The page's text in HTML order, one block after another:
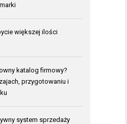
większej ilości
katalog firmowy?
przygotowaniu i
system sprzedaży